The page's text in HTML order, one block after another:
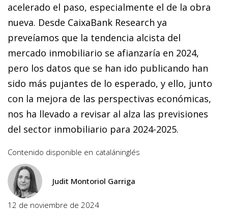
acelerado el paso, especialmente el de la obra
nueva. Desde CaixaBank Research ya
preveíamos que la tendencia alcista del
mercado inmobiliario se afianzaría en 2024,
pero los datos que se han ido publicando han
sido más pujantes de lo esperado, y ello, junto
con la mejora de las perspectivas económicas,
nos ha llevado a revisar al alza las previsiones
del sector inmobiliario para 2024-2025.
Contenido disponible en cataláninglés
Judit Montoriol Garriga
12 de noviembre de 2024